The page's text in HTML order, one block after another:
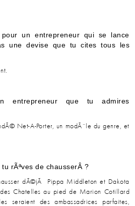
un entrepreneur qui se lance
une devise que tu cites tous les
entrepreneur que tu admires
Net-A-Porter, un modÃ¨le du genre, et
rÃªves de chausserÂ ?
dÃ©jÃ Pippa Middleton et Dakota
des Chatelles au pied de Marion Cotillard
seraient des ambassadrices parfaites,